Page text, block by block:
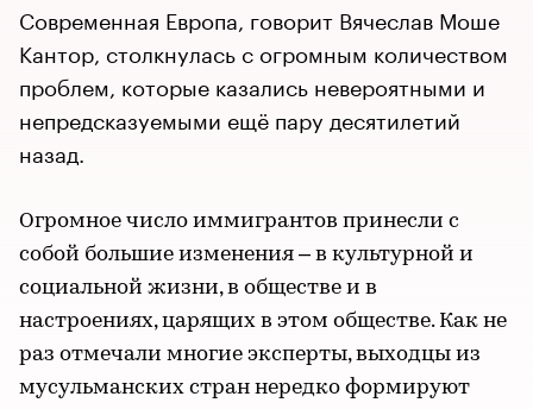
Современная Европа, говорит Вячеслав Моше
Кантор, столкнулась с огромным количеством
проблем, которые казались невероятными и
непредсказуемыми ещё пару десятилетий
назад.
Огромное число иммигрантов принесли с
собой большие изменения – в культурной и
социальной жизни, в обществе и в
настроениях, царящих в этом обществе. Как не
раз отмечали многие эксперты, выходцы из
мусульманских стран нередко формируют